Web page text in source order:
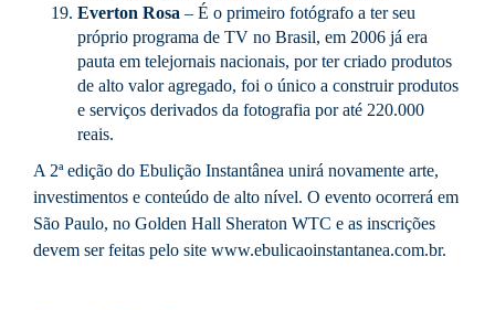
Everton Rosa – É o primeiro fotógrafo a ter seu
próprio programa de TV no Brasil, em 2006 já era
pauta em telejornais nacionais, por ter criado produtos
de alto valor agregado, foi o único a construir produtos
e serviços derivados da fotografia por até 220.000
reais.
A 2ª edição do Ebulição Instantânea unirá novamente arte,
investimentos e conteúdo de alto nível. O evento ocorrerá em
São Paulo, no Golden Hall Sheraton WTC e as inscrições
devem ser feitas pelo site www.ebulicaoinstantanea.com.br.